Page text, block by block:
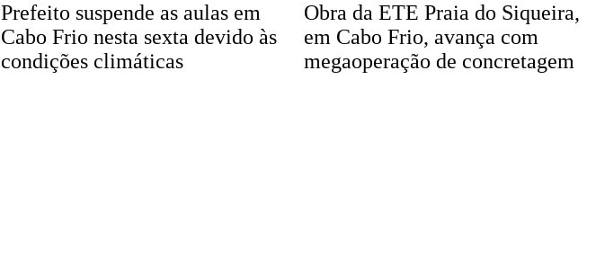
Prefeito suspende as aulas em
Cabo Frio nesta sexta devido às
condições climáticas
Obra da ETE Praia do Siqueira,
em Cabo Frio, avança com
megaoperação de concretagem